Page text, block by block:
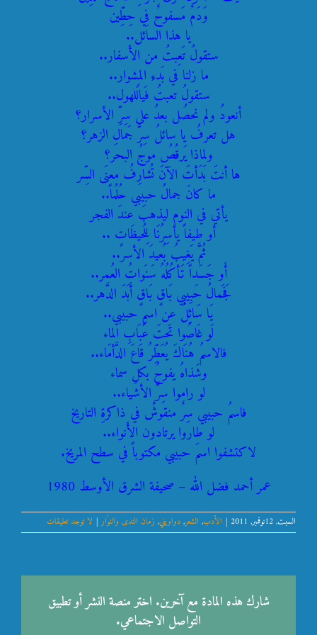
وَدَمٌ مَسفوحٌ فِي حِطِّين
يا هذا السائل..
ستقولُ تَعِبتُ من الأَسفار..
ما زلنا في بَدءِ المِشوار..
ستقولُ تعبتُ فَيالَلهول..
أنعودُ ولم نحصُل بعدُ على سِرِّ الأسرار؟
هل تعرفُ يا سائلُ سِرَّ جَمالِ الزهر؟
ولماذا يَرقُصُ موجُ البحر؟
ها أنتَ بَدَأتَ الآنَ تُشارِفُ معنَى السِّر
ما كانَ جمالُ حبيبي حُلُماً..
يأتي في النوم ليذهبَ عندَ الفجر
أو طيفاً يأسِرُنَا لِلُحيظَاتٍ ..
ثُمَّ يَغِيبُ بُعيدَ الأسر..
أَو جَسَداً تَأكُلُهُ سَنَواتُ العُمر..
فَجَمالُ حَبِيبِي بَاقٍ بَاقٍ أَبَدَ الدَّهر..
يَا سَائِلُ عن اسمِ حبيبي..
لَو غَاصُوا تَحتَ عُبَابِ الماء
فالاسمُ هُنَاكَ يُعَطِّرُ قَاعَ الدَّأمَاء..
وشَذاهُ يفوحُ بكلِ سماء
لو راموا سِرَّ الأشياء..
فاسمُ حبيبي سِرٌ منقوشٌ في ذاكرةِ التاريخ
لو طاروا يرتادون الأَنواء..
لاكتشفوا اسمَ حبيبي مكتوباً في سطح المريخ.
عمر أحمد فضل الله – صحيفة الشرق الأوسط 1980
السبت, 12نوفمبر, 2011 | الأدب, الشعر,دواويني, زمان الندى والنوَار | لا توجد تعليقات
شارك هذه المادة مع آخرين. اختر منصة النشر أو تطبيق
التواصل الاجتماعي.